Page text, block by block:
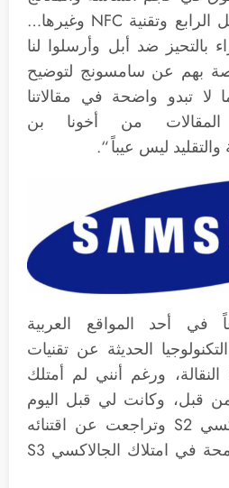
والذاكرة وشبكات الجيل الرابع وتقنية NFC وغيرها…
بالتحيز ضد أبل وأرسلوا لنا
بهم عن سامسونج لتوضيح
لا تبدو واضحة في مقالاتنا
من أخونا بن
ليس عيباً “.
في أحد المواقع العربية
الحديثة عن تقنيات
ورغم أنني لم أمتلك
قبل، وكانت لي قبل اليوم
رغبة في امتلاك جالاكسي S2 وتراجعت عن اقتنائه
لكن اليوم لي رغبة جامحة في امتلاك الجالاكسي S3